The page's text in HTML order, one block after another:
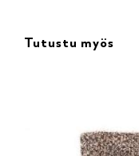
Tutustu myös